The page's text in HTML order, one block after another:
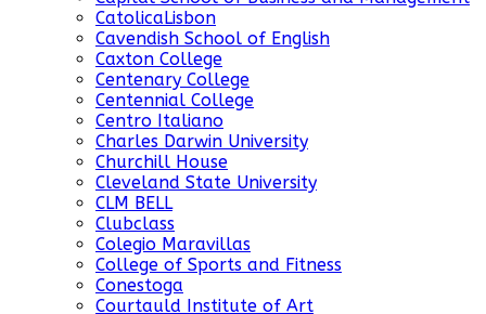
CatolicaLisbon
Cavendish School of English
Caxton College
Centenary College
Centennial College
Centro Italiano
Charles Darwin University
Churchill House
Cleveland State University
CLM BELL
Clubclass
Colegio Maravillas
College of Sports and Fitness
Conestoga
Courtauld Institute of Art